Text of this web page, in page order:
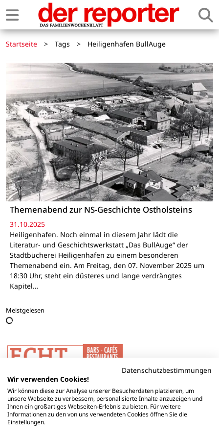
Startseite > Tags > Heiligenhafen BullAuge
Themenabend zur NS-Geschichte Ostholsteins
31.10.2025
Heiligenhafen. Noch einmal in diesem Jahr lädt die
Literatur- und Geschichtswerkstatt „Das BullAuge“ der
Stadtbücherei Heiligenhafen zu einem besonderen
Themenabend ein. Am Freitag, den 07. November 2025 um
18:30 Uhr, steht ein düsteres und lange verdrängtes
Kapitel…
Meistgelesen
Datenschutzbestimmungen
Wir verwenden Cookies!
Wir können diese zur Analyse unserer Besucherdaten platzieren, um
unsere Webseite zu verbessern, personalisierte Inhalte anzuzeigen und
Ihnen ein großartiges Webseiten-Erlebnis zu bieten. Für weitere
Informationen zu den von uns verwendeten Cookies öffnen Sie die
Einstellungen.